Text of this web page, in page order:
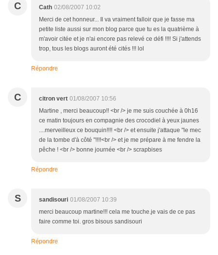
C Cath 02/08/2007 10:02
Merci de cet honneur... Il va vraiment falloir que je fasse ma
petite liste aussi sur mon blog parce que tu es la quatrième à
m'avoir citée et je n'ai encore pas relevé ce défi !!!! Si j'attends
trop, tous les blogs auront été cités !!! lol
Répondre
C citron vert 01/08/2007 10:56
Martine , merci beaucoup!! <br /> je me suis couchée à 0h16
ce matin toujours en compagnie des crocodiel à yeux jaunes
....merveilleux ce bouquin!!!! <br /> et ensuite j'attaque "le mec
de la tombe d'à côté "!!!!<br /> et je me prépare à me fendre la
pêche ! <br /> bonne journée <br /> scrapbises
Répondre
S sandisouri 01/08/2007 10:39
merci beaucoup martine!!! cela me touche.je vais de ce pas
faire comme toi. gros bisous sandisouri
Répondre